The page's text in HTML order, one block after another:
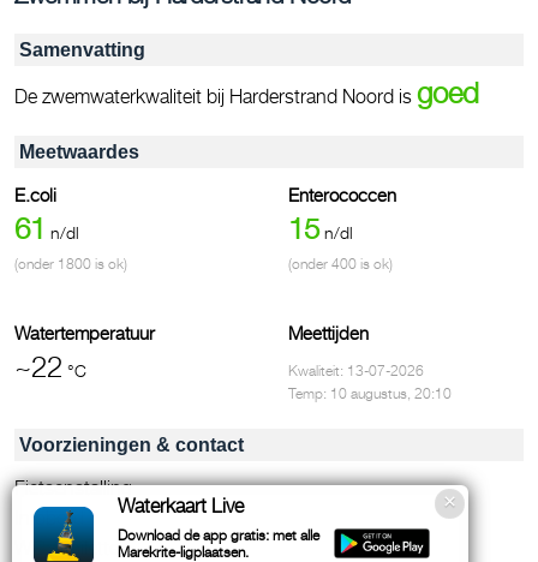
Samenvatting
De zwemwaterkwaliteit bij Harderstrand Noord is goed
Meetwaardes
E.coli
61 n/dl
(onder 1800 is ok)
Enterococcen
15 n/dl
(onder 400 is ok)
Watertemperatuur
~22 °C
Meettijden
Kwaliteit: 13-07-2026
Temp: 10 augustus, 20:10
Voorzieningen & contact
Fietsenstalling
Infobord
WC / Toiletten
Waterkaart Live
Download de app gratis: met alle
Marekrite-ligplaatsen.